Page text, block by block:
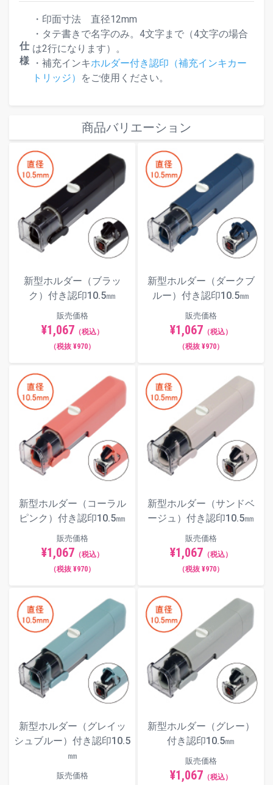
仕
様
・印面寸法 直径12mm
・タテ書きで名字のみ。4文字まで（4文字の場合
は2行になります）。
・補充インキホルダー付き認印（補充インキカー
トリッジ）
をご使用ください。
商品バリエーション
新型ホルダー（ブラッ
ク）付き認印10.5㎜
販売価格
¥1,067 （税込）
（税抜 ¥970）
新型ホルダー（ダークブ
ルー）付き認印10.5㎜
販売価格
¥1,067 （税込）
（税抜 ¥970）
新型ホルダー（コーラル
ピンク）付き認印10.5㎜
販売価格
¥1,067 （税込）
（税抜 ¥970）
新型ホルダー（サンドベ
ージュ）付き認印10.5㎜
販売価格
¥1,067 （税込）
（税抜 ¥970）
新型ホルダー（グレイッ
シュブルー）付き認印10.5
㎜
販売価格
新型ホルダー（グレー）
付き認印10.5㎜
販売価格
¥1,067 （税込）